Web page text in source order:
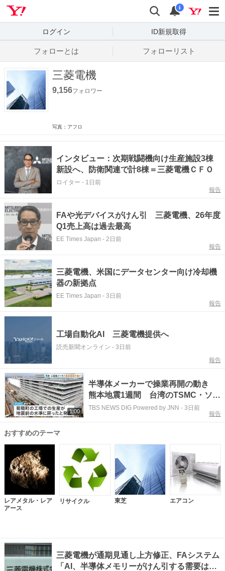
検索
通知
i
ログイン ID新規取得
フォローとは フォローリスト
三菱電機
9,156フォロワー
写真：アフロ
インタビュー：次期戦闘機向け生産施設3棟
新設へ、防衛関連で計8棟＝三菱電機ＣＦＯ
ロイター - 1日前
報告
FAや光デバイスがけん引 三菱電機、26年度
Q1売上高は過去最高
EE Times Japan - 2日前
報告
三菱電機、米国にデータセンター向け冷却機
器の新拠点
EE Times Japan - 3日前
報告
工場自動化AI 三菱電機提供へ
読売新聞オンライン - 3日前
報告
1:00
半導体メーカーで操業再開の動き
熊本地震1週間 台湾のTSMC・ソニ
ー・三菱電機 一方サントリーは工
TBS NEWS DIG Powered by JNN - 3日前
報告
おすすめのテーマ
レアメタル・レア
アース
リサイクル 東芝 エアコン
三菱電機が通期見通し上方修正、FAシステム
「AI、半導体メモリーがけん引する需要は少